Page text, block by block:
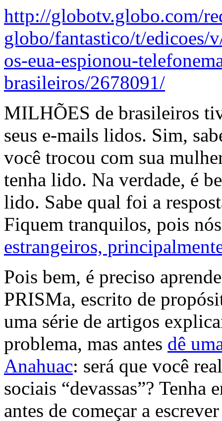
http://globotv.globo.com/
globo/fantastico/t/edicoes/
os-eua-espionou-
brasileiros/2678091/
MILHÕES de brasileiros
seus e-mails lidos. Sim,
você trocou com sua
tenha lido. Na verdade, é
lido. Sabe qual foi a
Fiquem tranquilos, pois
estrangeiros,
Pois bem, é preciso
PRISMa, escrito de
uma série de artigos
problema, mas antes dê
Anahuac: será que você
sociais “devassas”? Tenha
antes de começar a